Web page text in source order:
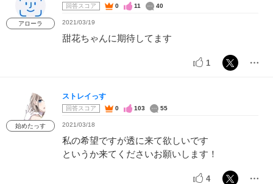
アローラ
回答スコア 0 11 40
2021/03/19
甜花ちゃんに期待してます
1
始めたっす
ストレイっす
回答スコア 0 103 55
2021/03/18
私の希望ですが透に来て欲しいです
というか来てくださいお願いします！
4